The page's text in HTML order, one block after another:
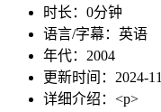
时长： 0分钟
语言/字幕： 英语
年代： 2004
更新时间： 2024-
详细介绍： <p>